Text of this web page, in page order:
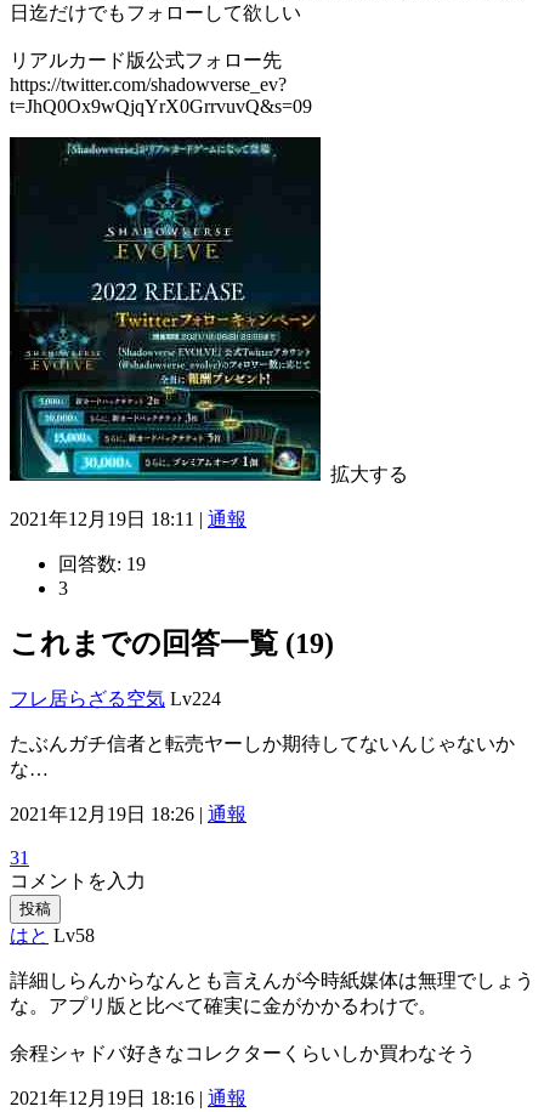
日迄だけでもフォローして欲しい
リアルカード版公式フォロー先
https://twitter.com/shadowverse_ev?
t=JhQ0Ox9wQjqYrX0GrrvuvQ&s=09
拡大する
2021年12月19日 18:11 | 通報
回答数: 19
3
これまでの回答一覧 (19)
フレ居らざる空気 Lv224
たぶんガチ信者と転売ヤーしか期待してないんじゃないか
な…
2021年12月19日 18:26 | 通報
31
コメントを入力
投稿
はと Lv58
詳細しらんからなんとも言えんが今時紙媒体は無理でしょう
な。アプリ版と比べて確実に金がかかるわけで。
余程シャドバ好きなコレクターくらいしか買わなそう
2021年12月19日 18:16 | 通報